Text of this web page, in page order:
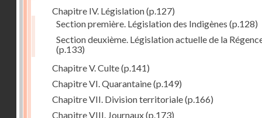
Chapitre IV. Législation(p.127)
Section première. Législation des Indigènes (p.128)
Section deuxième. Législation actuelle de la
(p.133)
Chapitre V. Culte(p.141)
Chapitre VI. Quarantaine(p.149)
Chapitre VII. Division territoriale(p.166)
Chapitre VIII. Journaux(p.173)